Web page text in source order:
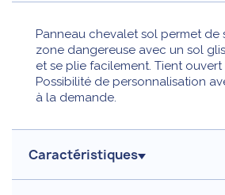
Panneau chevalet sol permet de
zone dangereuse avec un sol
et se plie facilement. Tient
Possibilité de personnalisation
à la demande.
Caractéristiques